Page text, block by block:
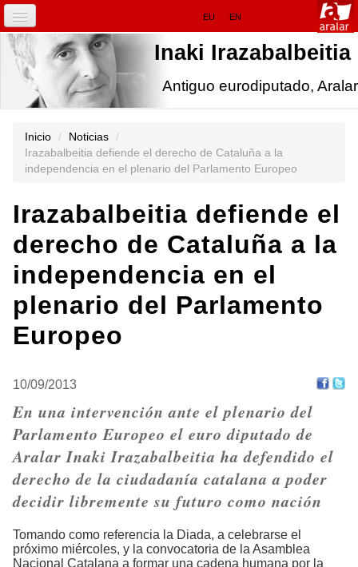
Herramientas
EU EN
INICIO
IRAZABALBEITIA.EU
EN EUROPA
Inaki Irazabalbeitia
Antiguo eurodiputado, Aralar
Inicio / Noticias /
Irazabalbeitia defiende el derecho de Cataluña a la
independencia en el plenario del Parlamento Europeo
Irazabalbeitia defiende el
derecho de Cataluña a la
independencia en el
plenario del Parlamento
Europeo
10/09/2013
En una intervención ante el plenario del
Parlamento Europeo el euro diputado de
Aralar Inaki Irazabalbeitia ha defendido el
derecho de la ciudadanía catalana a poder
decidir libremente su futuro como nación
Tomando como referencia la Diada, a celebrarse el
próximo miércoles, y la convocatoria de la Asamblea
Nacional Catalana a formar una cadena humana por la